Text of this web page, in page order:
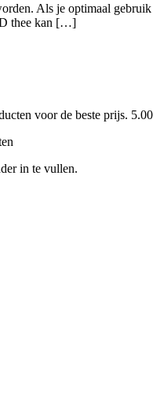
Als je optimaal
thee kan […]
voor de beste prijs.
in te vullen.